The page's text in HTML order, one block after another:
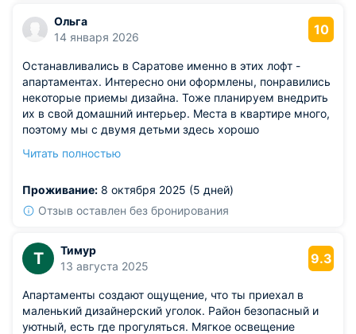
Ольга
14 января 2026
10
Останавливались в Саратове именно в этих лофт -
апартаментах. Интересно они оформлены, понравились
некоторые приемы дизайна. Тоже планируем внедрить
их в свой домашний интерьер. Места в квартире много,
поэтому мы с двумя детьми здесь хорошо
приготовления еды. Холодильник большой, столовых
квартире имеются поэтому здесь довольно комфортно.
Читать полностью
Проживание: 8 октября 2025 (5 дней)
Отзыв оставлен без бронирования
Т
Тимур
13 августа 2025
9.3
Апартаменты создают ощущение, что ты приехал в
маленький дизайнерский уголок. Район безопасный и
уютный, есть где прогуляться. Мягкое освещение